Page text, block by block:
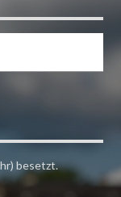
besetzt.